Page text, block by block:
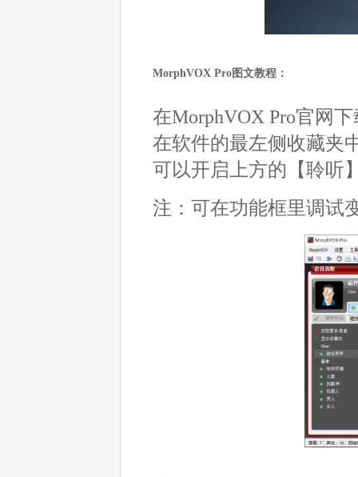
MorphVOX Pro图文教程：
在MorphVOX Pro官网
在软件的最左侧收藏夹
可以开启上方的【聆听
注：可在功能框里调试